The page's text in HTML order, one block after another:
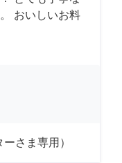
おいしいお料
さま専用）